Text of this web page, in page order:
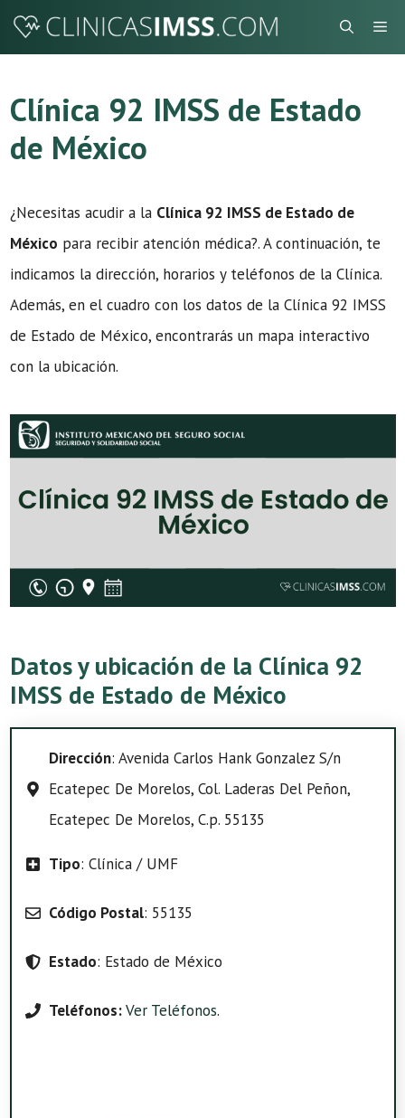
Saltar
Clínica 92 IMSS de Estado
de México
¿Necesitas acudir a la Clínica 92 IMSS de Estado de
México para recibir atención médica?. A continuación, te
indicamos la dirección, horarios y teléfonos de la Clínica.
Además, en el cuadro con los datos de la Clínica 92 IMSS
de Estado de México, encontrarás un mapa interactivo
con la ubicación.
Datos y ubicación de la Clínica 92
IMSS de Estado de México
Dirección: Avenida Carlos Hank Gonzalez S/n
Ecatepec De Morelos, Col. Laderas Del Peñon,
Ecatepec De Morelos, C.p. 55135
Tipo: Clínica / UMF
Código Postal: 55135
Estado: Estado de México
Teléfonos:Ver Teléfonos.